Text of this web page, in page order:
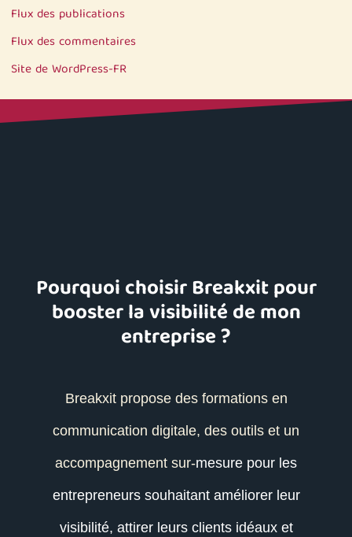
Flux des publications
Flux des commentaires
Site de WordPress-FR
Pourquoi choisir Breakxit pour
booster la visibilité de mon
entreprise ?
Breakxit propose des formations en
communication digitale, des outils et un
accompagnement sur-mesure pour les
entrepreneurs souhaitant améliorer leur
visibilité, attirer leurs clients idéaux et